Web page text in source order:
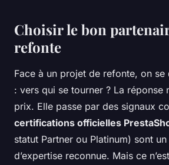
Choisir le bon
refonte
Face à un projet de refonte, on se
: vers qui se tourner ? La réponse
prix. Elle passe par des signaux
certifications officielles
statut Partner ou Platinum) sont
d’expertise reconnue. Mais ce